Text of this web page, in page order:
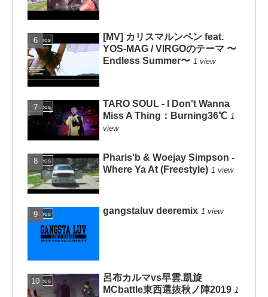
Videos
[MV] カリスマルンペン feat.
YOS-MAG / VIRGOのテーマ 〜
Endless Summer〜 1 view
Videos
TARO SOUL - I Don't Wanna
Miss A Thing：Burning36℃ 1
view
Videos
Pharis'b & Woejay Simpson -
Where Ya At (Freestyle) 1 view
Videos gangstaluv deeremix 1 view
Videos
呂布カルマvs早雲.凱旋
MCbattle東西選抜秋ノ陣2019 1